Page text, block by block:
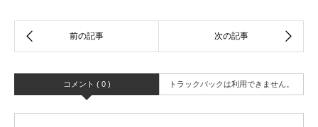
コメント ( 0 ) トラックバックは利用できません。